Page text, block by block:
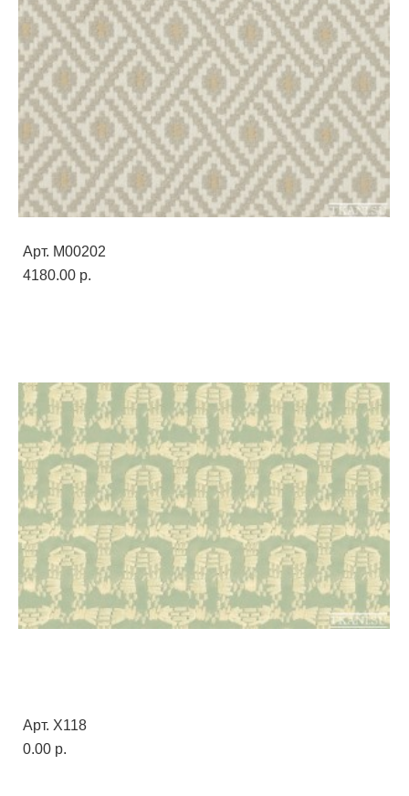
Арт. M00202
4180.00 p.
Арт. X118
0.00 p.